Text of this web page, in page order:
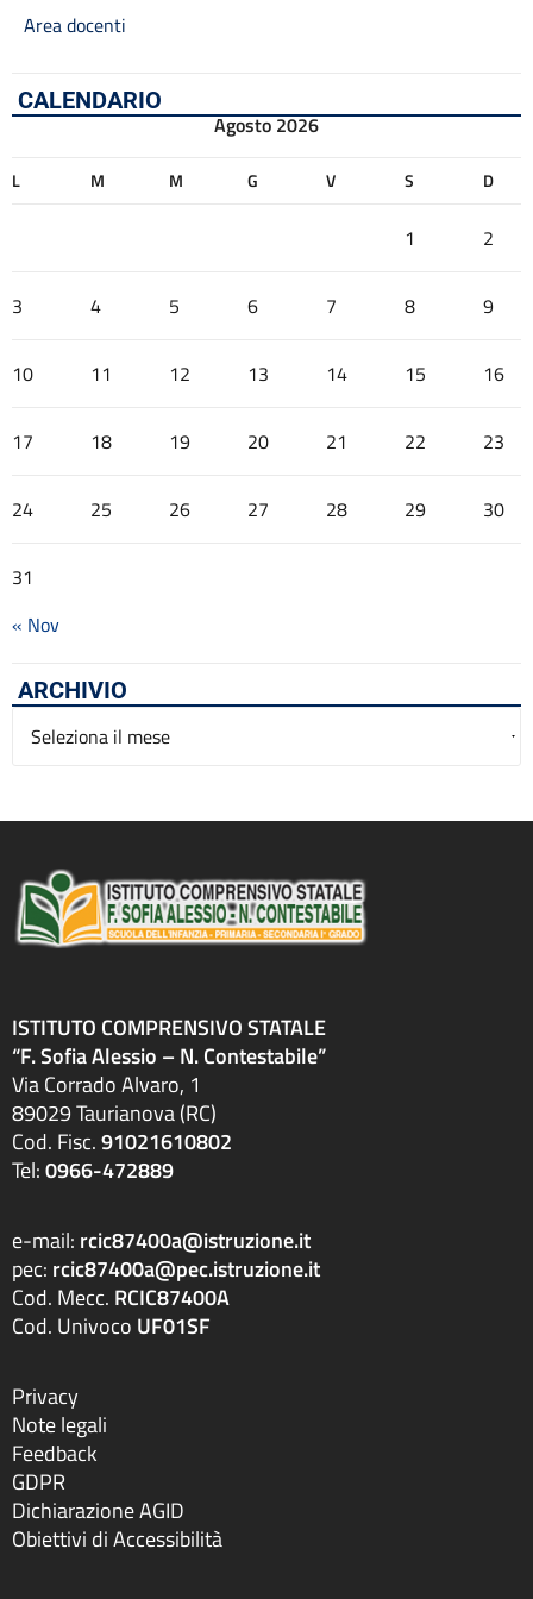
Area docenti
CALENDARIO
Agosto 2026
L M M G V S D
1 2
3 4 5 6 7 8 9
10 11 12 13 14 15 16
17 18 19 20 21 22 23
24 25 26 27 28 29 30
31
« Nov
ARCHIVIO
Archivio
ISTITUTO COMPRENSIVO STATALE
“F. Sofia Alessio – N. Contestabile”
Via Corrado Alvaro, 1
89029 Taurianova (RC)
Cod. Fisc.91021610802
Tel:0966-472889
e-mail: rcic87400a@istruzione.it
pec: rcic87400a@pec.istruzione.it
Cod. Mecc. RCIC87400A
Cod. Univoco UF01SF
Privacy
Note legali
Feedback
GDPR
Dichiarazione AGID
Obiettivi di Accessibilità